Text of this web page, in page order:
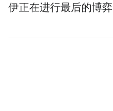
伊正在进行最后的博弈